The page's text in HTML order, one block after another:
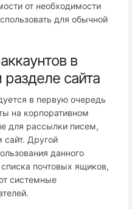
от необходимости
для обычной
в
сайта
в первую очередь
на корпоративном
для рассылки писем,
сайт. Другой
данного
почтовых ящиков,
системные